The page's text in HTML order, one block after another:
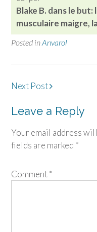
Blake B. dans le
musculaire maigre,
Posted inAnvarol
Post
Next Post
Leave a Reply
Your email address
fields are marked *
Comment*